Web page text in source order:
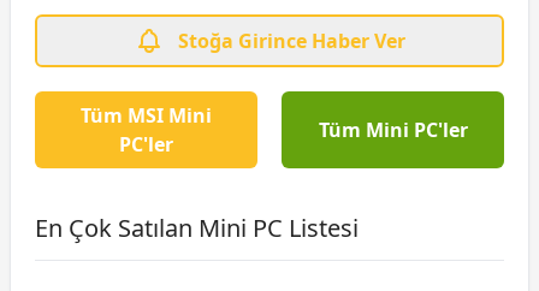
Stoğa Girince Haber Ver
Tüm MSI Mini
PC'ler
Tüm Mini PC'ler
En Çok Satılan Mini PC Listesi